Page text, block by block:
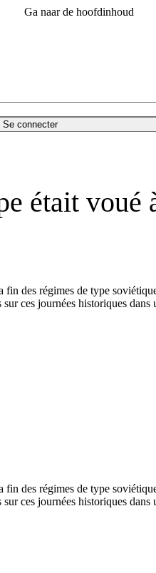
Ga naar de hoofdinhoud
Se connecter
était voué
des régimes de type
ces journées historiques
des régimes de type
ces journées historiques